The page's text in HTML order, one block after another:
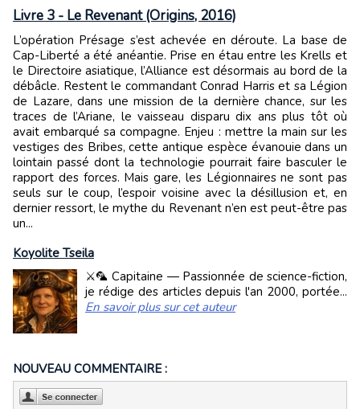
Livre 3 - Le Revenant (Origins, 2016)
L’opération Présage s’est achevée en déroute. La base de
Cap-Liberté a été anéantie. Prise en étau entre les Krells et
le Directoire asiatique, l’Alliance est désormais au bord de la
débâcle. Restent le commandant Conrad Harris et sa Légion
de Lazare, dans une mission de la dernière chance, sur les
traces de l’Ariane, le vaisseau disparu dix ans plus tôt où
avait embarqué sa compagne. Enjeu : mettre la main sur les
vestiges des Bribes, cette antique espèce évanouie dans un
lointain passé dont la technologie pourrait faire basculer le
rapport des forces. Mais gare, les Légionnaires ne sont pas
seuls sur le coup, l’espoir voisine avec la désillusion et, en
dernier ressort, le mythe du Revenant n’en est peut-être pas
un...
Koyolite Tseila
⚔️🦜 Capitaine — Passionnée de science-fiction,
je rédige des articles depuis l'an 2000, portée...
En savoir plus sur cet auteur
NOUVEAU COMMENTAIRE :